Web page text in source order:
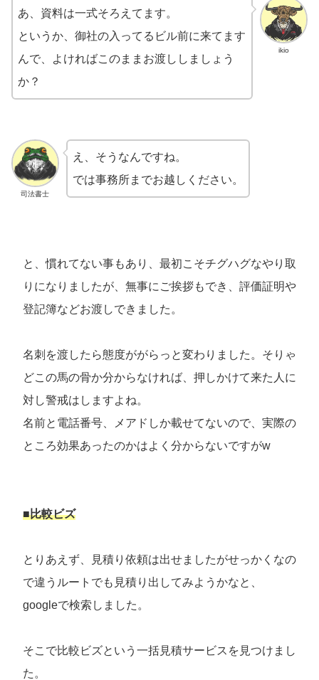
ikio
あ、資料は一式そろえてます。
というか、御社の入ってるビル前に来てます
んで、よければこのままお渡ししましょう
か？
司法書士
え、そうなんですね。
では事務所までお越しください。
と、慣れてない事もあり、最初こそチグハグなやり取
りになりましたが、無事にご挨拶もでき、評価証明や
登記簿などお渡しできました。
名刺を渡したら態度ががらっと変わりました。そりゃ
どこの馬の骨か分からなければ、押しかけて来た人に
対し警戒はしますよね。
名前と電話番号、メアドしか載せてないので、実際の
ところ効果あったのかはよく分からないですがw
■比較ビズ
とりあえず、見積り依頼は出せましたがせっかくなの
で違うルートでも見積り出してみようかなと、
googleで検索しました。
そこで比較ビズという一括見積サービスを見つけまし
た。